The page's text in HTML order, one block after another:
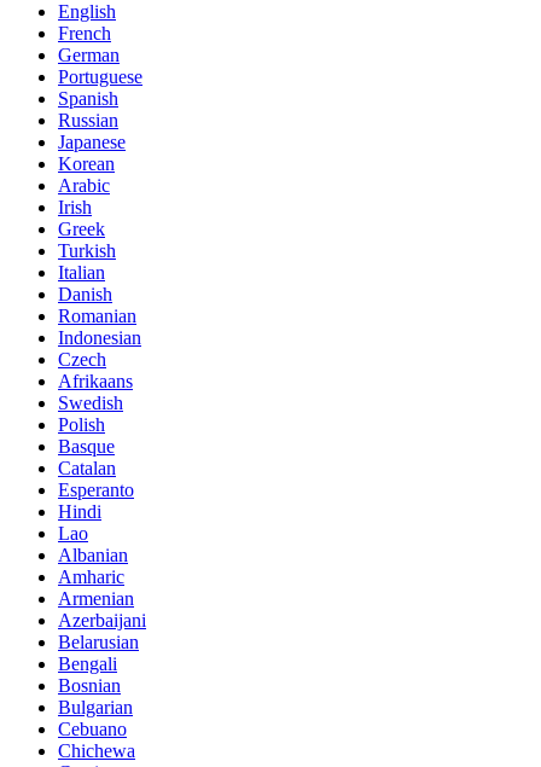
English
French
German
Portuguese
Spanish
Russian
Japanese
Korean
Arabic
Irish
Greek
Turkish
Italian
Danish
Romanian
Indonesian
Czech
Afrikaans
Swedish
Polish
Basque
Catalan
Esperanto
Hindi
Lao
Albanian
Amharic
Armenian
Azerbaijani
Belarusian
Bengali
Bosnian
Bulgarian
Cebuano
Chichewa